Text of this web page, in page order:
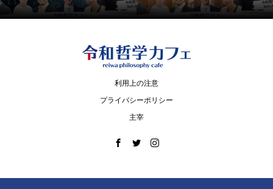
利用上の注意
プライバシーポリシー
主宰